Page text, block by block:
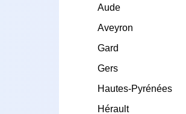
Aude
Aveyron
Gard
Gers
Hautes-Pyrénées
Hérault